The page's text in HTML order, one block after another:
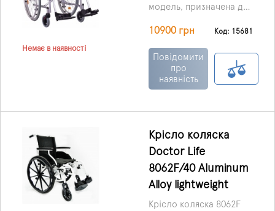
Немає в наявності
модель, призначена для
використання та
покликана значно
полегшити життя
людям, які через
10900 грн Код: 15681
Повідомити
про
наявність
Крісло коляска
Doctor Life
8062F/40 Aluminum
Alloy lightweight
Крісло коляска 8062F